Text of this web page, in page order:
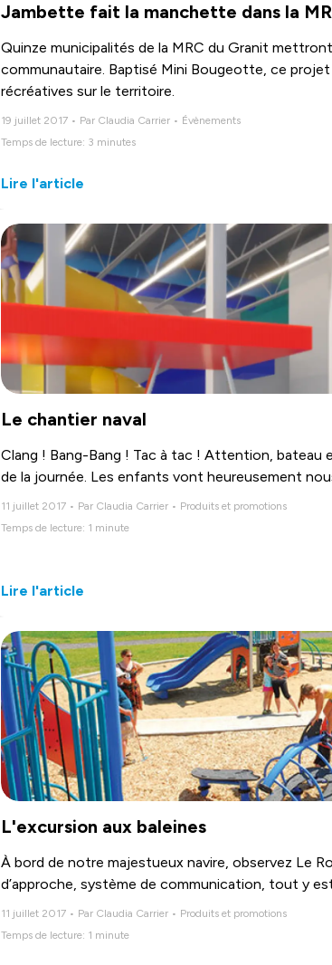
Jambette fait la manchette dans la
Quinze municipalités de la MRC du Granit
communautaire. Baptisé Mini Bougeotte, ce
récréatives sur le territoire.
19 juillet 2017 • Par Claudia Carrier • Évènements
Temps de lecture: 3 minutes
Lire l'article
Le chantier naval
Clang ! Bang-Bang ! Tac à tac ! Attention,
de la journée. Les enfants vont heureusement
11 juillet 2017 • Par Claudia Carrier • Produits et promotions
Temps de lecture: 1 minute
Lire l'article
L'excursion aux baleines
À bord de notre majestueux navire, observez Le
d’approche, système de communication, tout y
11 juillet 2017 • Par Claudia Carrier • Produits et promotions
Temps de lecture: 1 minute